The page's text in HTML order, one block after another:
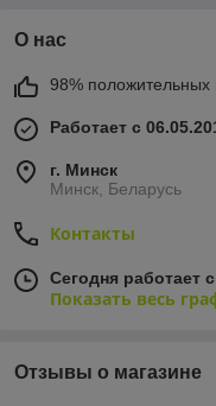
О нас
98% положительных
Работает с
г. Минск
Минск, Беларусь
Контакты
Сегодня работает
Показать весь
Отзывы о магазине